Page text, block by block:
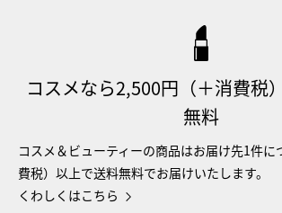
コスメなら2,500円（＋消費税
無料
コスメ＆ビューティーの商品はお届け先1件に
費税）以上で送料無料でお届けいたします。
くわしくはこちら